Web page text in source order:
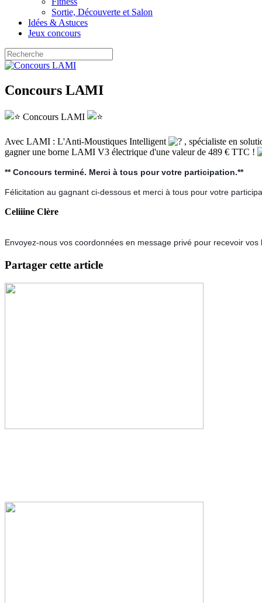
Sortie, Découverte et Salon
Idées & Astuces
Jeux concours
Concours LAMI
Concours LAMI
Avec LAMI : L'Anti-Moustiques Intelligent
, spécialiste en
gagner une borne LAMI V3 électrique d'une valeur de 489 € TTC !
** Concours terminé. Merci à tous pour votre participation.**
Félicitation au gagnant ci-dessous et merci à tous pour votre
Celiiine Clère
Envoyez-nous vos coordonnées en message privé pour recevoir vos
Partager cette article